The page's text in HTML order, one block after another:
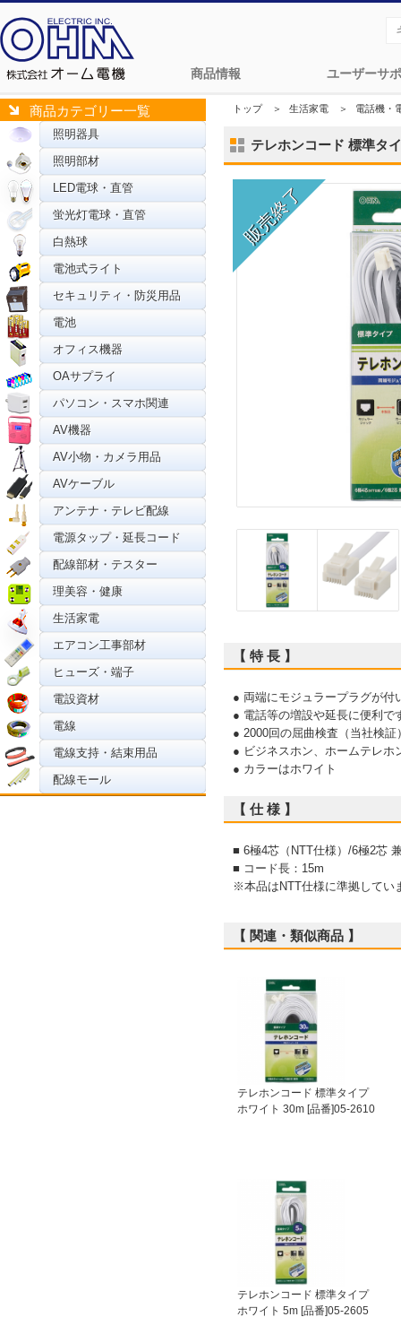
商品情報 ユーザーサ
商品カテゴリー一覧
照明器具
照明部材
LED電球・直管
蛍光灯電球・直管
白熱球
電池式ライト
セキュリティ・防災用品
電池
オフィス機器
OAサプライ
パソコン・スマホ関連
AV機器
AV小物・カメラ用品
AVケーブル
アンテナ・テレビ配線
電源タップ・延長コード
配線部材・テスター
理美容・健康
生活家電
エアコン工事部材
ヒューズ・端子
電設資材
電線
電線支持・結束用品
配線モール
トップ＞ 生活家電 ＞ 電話機・
テレホンコード 標準タ
【 特 長 】
● 両端にモジュラープラグが付
● 電話等の増設や延長に便利で
● 2000回の屈曲検査（当社検
● ビジネスホン、ホームテレホ
● カラーはホワイト
【 仕 様 】
■ 6極4芯（NTT仕様）/6極2芯
■ コード長：15m
※本品はNTT仕様に準拠してい
【 関連・類似商品 】
テレホンコード 標準タイプ
ホワイト 30m [品番]05-2610
テレホンコード 標準タイプ
ホワイト 5m [品番]05-2605